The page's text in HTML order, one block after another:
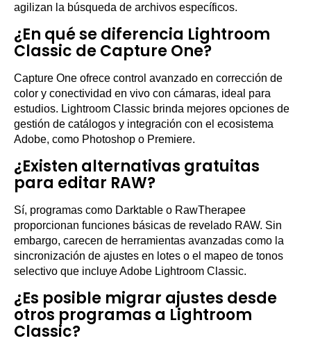
agilizan la búsqueda de archivos específicos.
¿En qué se diferencia Lightroom
Classic de Capture One?
Capture One ofrece control avanzado en corrección de
color y conectividad en vivo con cámaras, ideal para
estudios. Lightroom Classic brinda mejores opciones de
gestión de catálogos y integración con el ecosistema
Adobe, como Photoshop o Premiere.
¿Existen alternativas gratuitas
para editar RAW?
Sí, programas como Darktable o RawTherapee
proporcionan funciones básicas de revelado RAW. Sin
embargo, carecen de herramientas avanzadas como la
sincronización de ajustes en lotes o el mapeo de tonos
selectivo que incluye Adobe Lightroom Classic.
¿Es posible migrar ajustes desde
otros programas a Lightroom
Classic?